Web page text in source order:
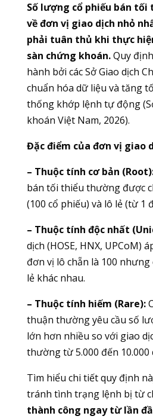
Số lượng cổ phiếu bán tối
về đơn vị giao dịch nhỏ
phải tuân thủ khi thực
sàn chứng khoán.Quy
hành bởi các Sở Giao dịch
chuẩn hóa dữ liệu và tăng
thống khớp lệnh tự động
khoán Việt Nam, 2026).
Đặc điểm của đơn vị giao
– Thuộc tính cơ bản
bán tối thiểu thường được
(100 cổ phiếu) và lô lẻ (từ 1
– Thuộc tính độc nhất
dịch (HOSE, HNX, UPCoM)
đơn vị lô chẵn là 100
lẻ khác nhau.
– Thuộc tính hiếm (Rare):
thuận thường yêu cầu số
lớn hơn nhiều so với giao
thường từ 5.000 đến
Tìm hiểu chi tiết quy định
tránh tình trạng lệnh bị từ
thành công ngay từ lần